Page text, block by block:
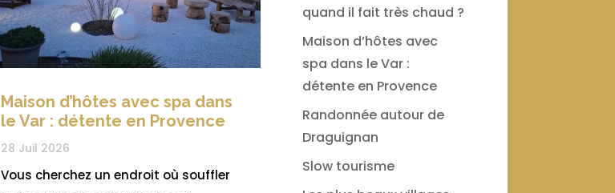
Maison d’hôtes avec spa dans
le Var : détente en Provence
28 Juil 2026
Vous cherchez un endroit où souffler
quand il fait très chaud ?
Maison d’hôtes avec
spa dans le Var :
détente en Provence
Randonnée autour de
Draguignan
Slow tourisme